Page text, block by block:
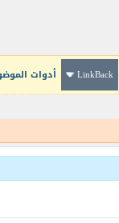
LinkBack أدوات